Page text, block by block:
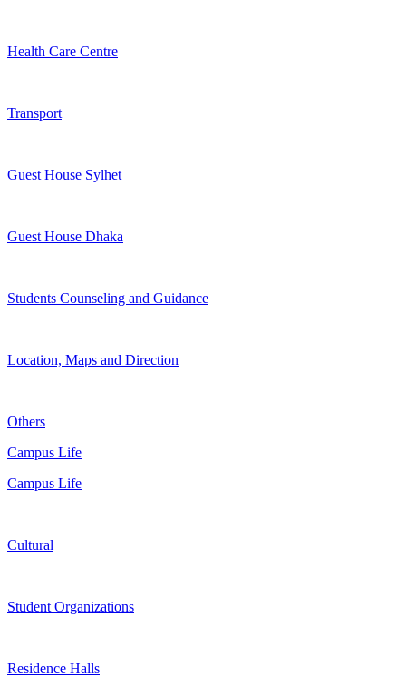
Health Care Centre
Transport
Guest House Sylhet
Guest House Dhaka
Students Counseling and Guidance
Location, Maps and Direction
Others
Campus Life
Campus Life
Cultural
Student Organizations
Residence Halls